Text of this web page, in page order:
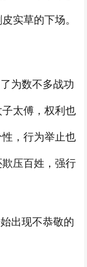
实草的下场。
为数不多战功
太傅，权利也
，行为举止也
压百姓，强行
出现不恭敬的